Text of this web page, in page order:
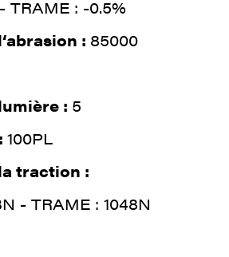
TRAME : -0.5%
: 85000
: 5
100PL
traction :
- TRAME : 1048N